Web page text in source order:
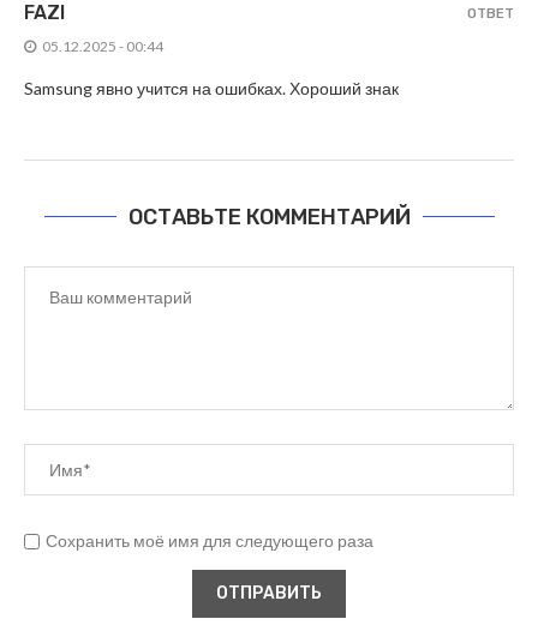
FAZI
05.12.2025 - 00:44
Samsung явно учится на ошибках. Хороший знак
ОТВЕТ
ОСТАВЬТЕ КОММЕНТАРИЙ
Сохранить моё имя для следующего раза